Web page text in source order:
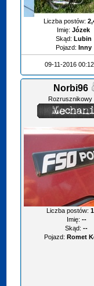
Liczba postów:
Imię: Józek
Skąd: Lubin
Pojazd: Inny
09-11-2016
Norbi96
Rozrusznikowy
Liczba postów:
Imię: --
Skąd: --
Pojazd: Romet